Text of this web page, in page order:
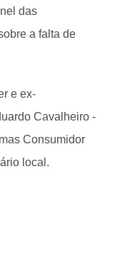
das
a falta de
e ex-
Cavalheiro -
Consumidor
local.